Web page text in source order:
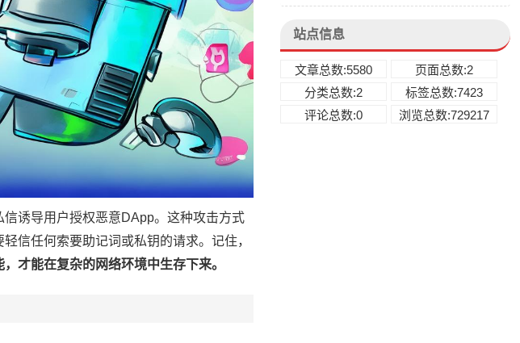
诱导用户授权恶意DApp。这种攻击方式
信任何索要助记词或私钥的请求。记住，
才能在复杂的网络环境中生存下来。
站点信息
文章总数:5580
页面总数:2
分类总数:2
标签总数:7423
评论总数:0
浏览总数:729217